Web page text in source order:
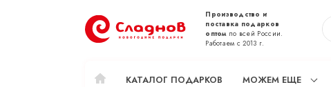
Производство и
поставка подарков
оптомпо всей России.
Работаем с 2013 г.
КАТАЛОГ ПОДАРКОВ МОЖЕМ ЕЩЕ